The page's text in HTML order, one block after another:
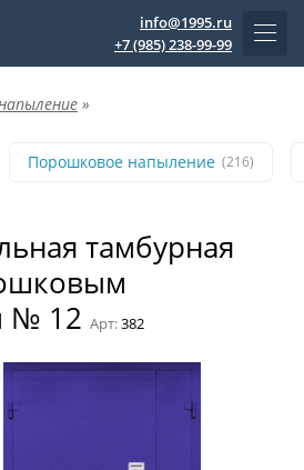
info@1995.ru
+7 (985) 238-99-99
»
Порошковое напыление (216)
тамбурная
№ 12 Арт:382